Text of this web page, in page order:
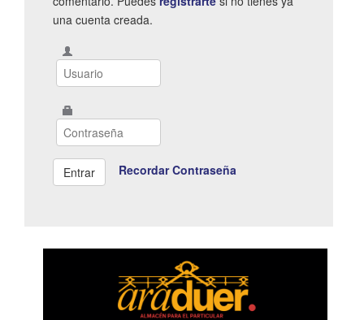
una cuenta creada.
Recordar Contraseña